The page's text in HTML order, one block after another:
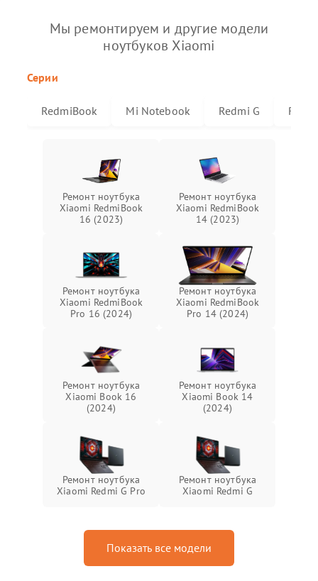
Мы ремонтируем и другие модели
ноутбуков Xiaomi
Серии
RedmiBook Mi Notebook Redmi G
Ремонт ноутбука
Xiaomi RedmiBook
16 (2023)
Ремонт ноутбука
Xiaomi RedmiBook
14 (2023)
Ремонт ноутбука
Xiaomi RedmiBook
Pro 16 (2024)
Ремонт ноутбука
Xiaomi RedmiBook
Pro 14 (2024)
Ремонт ноутбука
Xiaomi Book 16
(2024)
Ремонт ноутбука
Xiaomi Book 14
(2024)
Ремонт ноутбука
Xiaomi Redmi G Pro
Ремонт ноутбука
Xiaomi Redmi G
Показать все модели